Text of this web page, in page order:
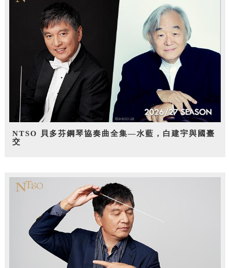
NTSO 貝多芬鋼琴協奏曲全集—水藍，白建宇與國臺
交